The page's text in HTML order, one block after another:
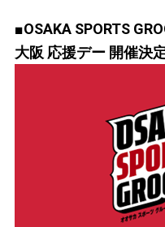
■OSAKA SPORTS
大阪 応援デー 開催決